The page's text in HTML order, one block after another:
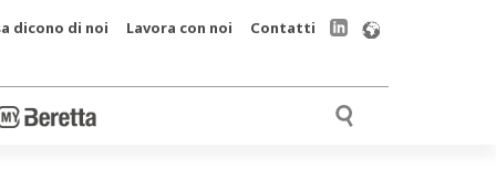
dicono di noi Lavora con noi Contatti